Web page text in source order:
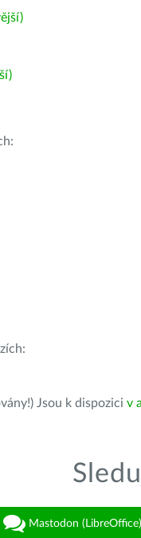
Jsou k dispozici v
Mastodon (LibreOffice)